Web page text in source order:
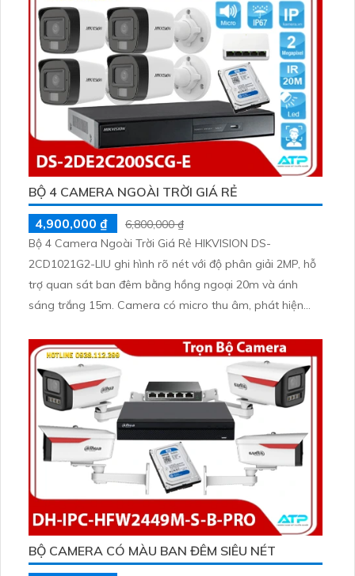
BỘ 4 CAMERA NGOÀI TRỜI GIÁ RẺ
4,900,000 ₫
6,800,000 ₫
Bộ 4 Camera Ngoài Trời Giá Rẻ HIKVISION DS-
2CD1021G2-LIU ghi hình rõ nét với độ phân giải 2MP, hỗ
trợ quan sát ban đêm bằng hồng ngoại 20m và ánh
sáng trắng 15m. Camera có micro thu âm, phát hiện
sáng DWDR, BLC, giảm nhiễu 3D DNR.
BỘ CAMERA CÓ MÀU BAN ĐÊM SIÊU NÉT